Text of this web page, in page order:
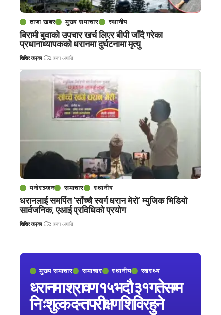
मुख्य समाचार समाचार स्थानीय स्वास्थ्य
धरानमा श्रावण १५ भदौ ३१ गतेसम्म
निःशुल्क दन्त परीक्षण शिविर हुने
ताजा खबर मुख्य समाचार स्थानीय
बिरामी बुवाको उपचार खर्च लिएर बीपी जाँदै गरेका
प्रधानाध्यापकको धरानमा दुर्घटनामा मृत्यु
शिशिर खड्का 2 हप्ता अगाडि
मनोरञ्जन समाचार स्थानीय
धरानलाई समर्पित ‘साँच्चै स्वर्ग धरान मेरो’ म्युजिक भिडियो
सार्वजनिक, एआई प्रविधिको प्रयोग
शिशिर खड्का 3 हप्ता अगाडि